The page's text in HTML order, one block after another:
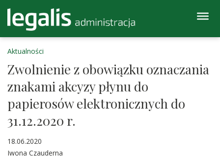
Aktualności
Zwolnienie z obowiązku oznaczania
znakami akcyzy płynu do
papierosów elektronicznych do
31.12.2020 r.
18.06.2020
Iwona Czauderna